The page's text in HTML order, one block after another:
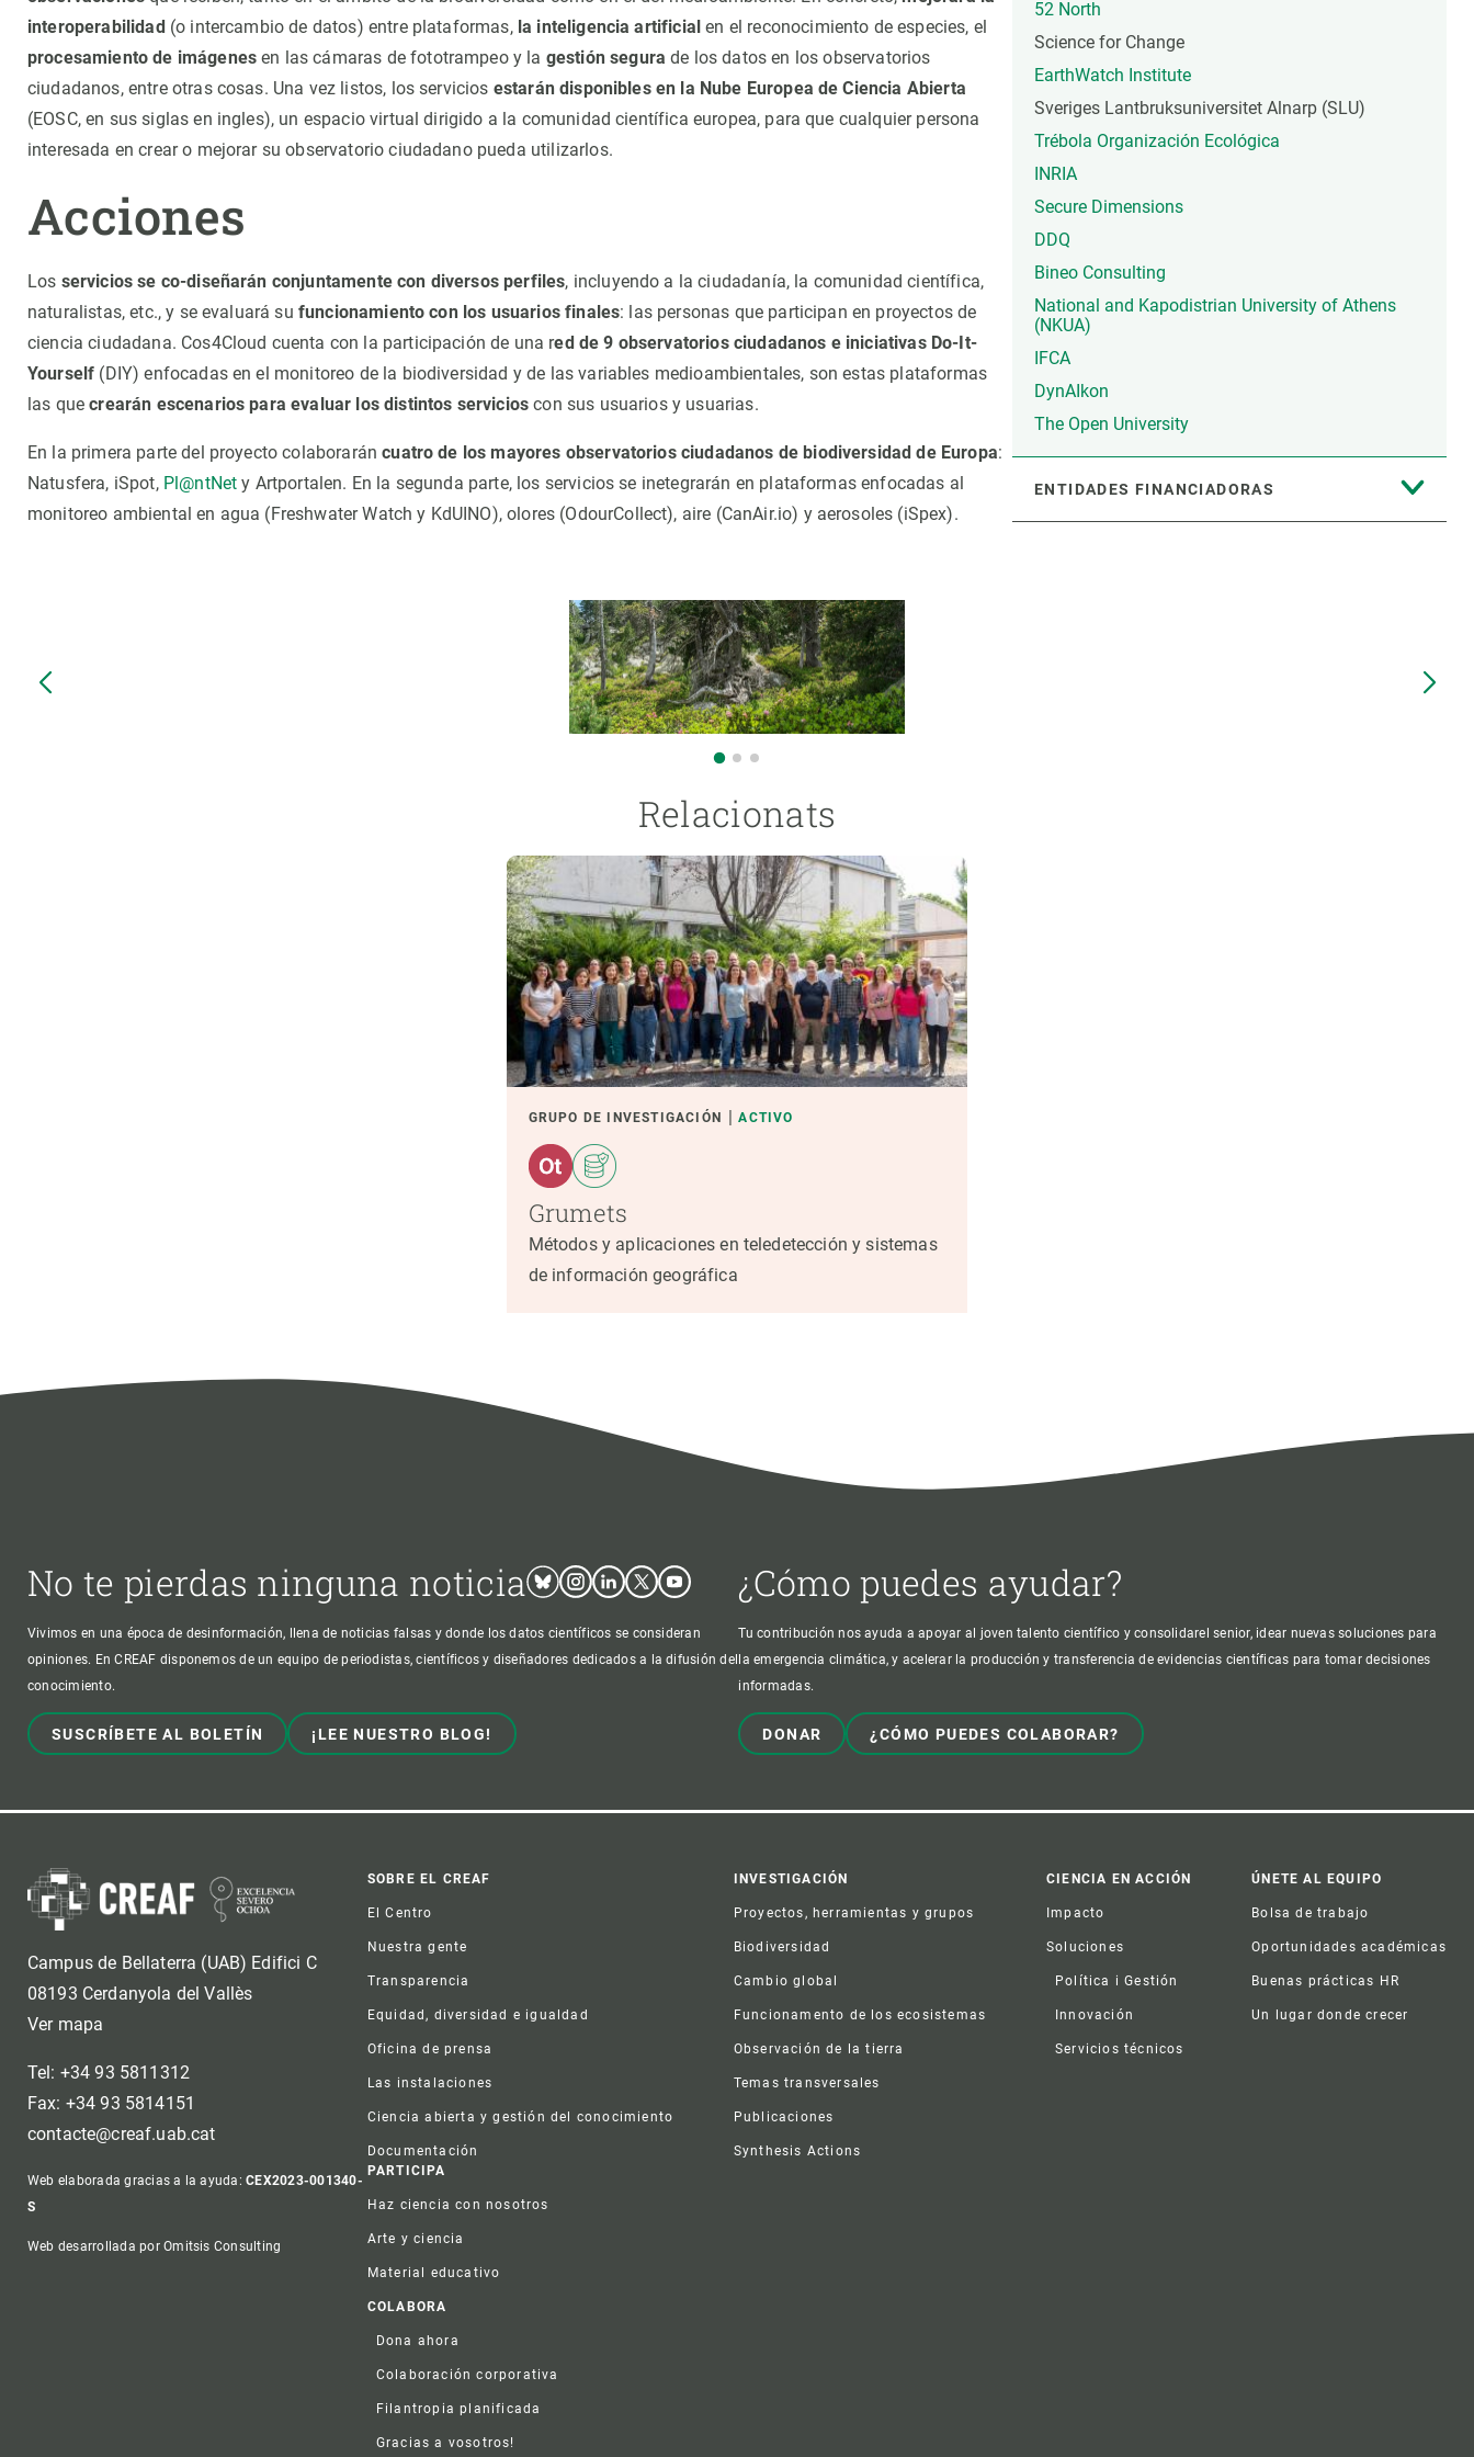
52 North
Science for Change
EarthWatch Institute
Sveriges Lantbruksuniversitet Alnarp (SLU)
Trébola Organización Ecológica
INRIA
Secure Dimensions
DDQ
Bineo Consulting
National and Kapodistrian University of Athens
(NKUA)
IFCA
DynAIkon
The Open University
ENTIDADES FINANCIADORAS
interoperabilidad(o intercambio de datos) entre plataformas, la inteligencia artificial en el reconocimiento de especies, el
procesamiento de imágenesen las cámaras de fototrampeo y la gestión segura de los datos en los observatorios
ciudadanos, entre otras cosas. Una vez listos, los servicios estarán disponibles en la Nube Europea de Ciencia Abierta
(EOSC, en sus siglas en ingles), un espacio virtual dirigido a la comunidad científica europea, para que cualquier persona
interesada en crear o mejorar su observatorio ciudadano pueda utilizarlos.
Acciones
Los servicios se co-diseñarán conjuntamente con diversos perfiles, incluyendo a la ciudadanía, la comunidad científica,
naturalistas, etc., y se evaluará su funcionamiento con los usuarios finales: las personas que participan en proyectos de
ciencia ciudadana. Cos4Cloud cuenta con la participación de una red de 9 observatorios ciudadanos e iniciativas Do-It-
Yourself (DIY) enfocadas en el monitoreo de la biodiversidad y de las variables medioambientales, son estas plataformas
las quecrearán escenarios para evaluar los distintos servicioscon sus usuarios y usuarias.
En la primera parte del proyecto colaboraráncuatro de los mayores observatorios ciudadanos de biodiversidad de Europa:
Natusfera, iSpot, Pl@ntNet y Artportalen. En la segunda parte, los servicios se inetegrarán en plataformas enfocadas al
monitoreo ambiental en agua (Freshwater Watch y KdUINO), olores (OdourCollect), aire (CanAir.io) y aerosoles (iSpex).
Relacionats
GRUPO DE INVESTIGACIÓN ACTIVO
Grumets
Métodos y aplicaciones en teledetección y sistemas
de información geográfica
No te pierdas ninguna noticiaBlueskyInstagram
LinkedinTwitterYoutube
Vivimos en una época de desinformación, llena de noticias falsas y donde los datos científicos se consideran
opiniones. En CREAF disponemos de un equipo de periodistas, científicos y diseñadores dedicados a la difusión del
conocimiento.
SUSCRÍBETE AL BOLETÍN ¡LEE NUESTRO BLOG!
¿Cómo puedes ayudar?
Tu contribución nos ayuda a apoyar al joven talento científico y consolidarel senior, idear nuevas soluciones para
la emergencia climática, y acelerar la producción y transferencia de evidencias científicas para tomar decisiones
informadas.
DONAR ¿CÓMO PUEDES COLABORAR?
Campus de Bellaterra (UAB) Edifici C
08193 Cerdanyola del Vallès
Ver mapa
Tel: +34 93 5811312
Fax: +34 93 5814151
contacte@creaf.uab.cat
Web elaborada gracias a la ayuda:CEX2023-001340-
S
Web desarrollada por Omitsis Consulting
Footer
SOBRE EL CREAF
El Centro
Nuestra gente
Transparencia
Equidad, diversidad e igualdad
Oficina de prensa
Las instalaciones
Ciencia abierta y gestión del conocimiento
Documentación
INVESTIGACIÓN
Proyectos, herramientas y grupos
Biodiversidad
Cambio global
Funcionamento de los ecosistemas
Observación de la tierra
Temas transversales
Publicaciones
Synthesis Actions
CIENCIA EN ACCIÓN
Impacto
Soluciones
Política i Gestión
Innovación
Servicios técnicos
ÚNETE AL EQUIPO
Bolsa de trabajo
Oportunidades académicas
Buenas prácticas HR
Un lugar donde crecer
PARTICIPA
Haz ciencia con nosotros
Arte y ciencia
Material educativo
COLABORA
Dona ahora
Colaboración corporativa
Filantropia planificada
Gracias a vosotros!